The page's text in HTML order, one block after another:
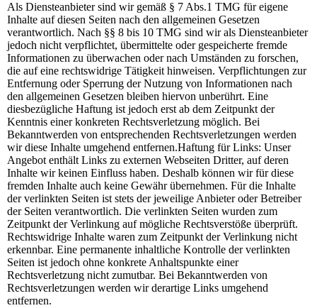
Als Diensteanbieter sind wir gemäß § 7 Abs.1 TMG für eigene
Inhalte auf diesen Seiten nach den allgemeinen Gesetzen
verantwortlich. Nach §§ 8 bis 10 TMG sind wir als Diensteanbieter
jedoch nicht verpflichtet, übermittelte oder gespeicherte fremde
Informationen zu überwachen oder nach Umständen zu forschen,
die auf eine rechtswidrige Tätigkeit hinweisen. Verpflichtungen zur
Entfernung oder Sperrung der Nutzung von Informationen nach
den allgemeinen Gesetzen bleiben hiervon unberührt. Eine
diesbezügliche Haftung ist jedoch erst ab dem Zeitpunkt der
Kenntnis einer konkreten Rechtsverletzung möglich. Bei
Bekanntwerden von entsprechenden Rechtsverletzungen werden
wir diese Inhalte umgehend entfernen.Haftung für Links: Unser
Angebot enthält Links zu externen Webseiten Dritter, auf deren
Inhalte wir keinen Einfluss haben. Deshalb können wir für diese
fremden Inhalte auch keine Gewähr übernehmen. Für die Inhalte
der verlinkten Seiten ist stets der jeweilige Anbieter oder Betreiber
der Seiten verantwortlich. Die verlinkten Seiten wurden zum
Zeitpunkt der Verlinkung auf mögliche Rechtsverstöße überprüft.
Rechtswidrige Inhalte waren zum Zeitpunkt der Verlinkung nicht
erkennbar. Eine permanente inhaltliche Kontrolle der verlinkten
Seiten ist jedoch ohne konkrete Anhaltspunkte einer
Rechtsverletzung nicht zumutbar. Bei Bekanntwerden von
Rechtsverletzungen werden wir derartige Links umgehend
entfernen.